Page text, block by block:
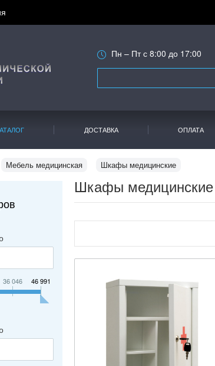
Пн – Пт с 8:00 до 17:00
ДОСТАВКА ОПЛАТА
Мебель медицинская Шкафы медицинские
36 046 46 991
Шкафы медицинские